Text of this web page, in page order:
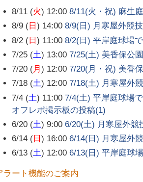
8/11 (火) 12:00 8/11(火・祝) 麻生
8/9 (日 ) 14:00 8/9(日) 月寒屋外競
8/2 (日 ) 11:00 8/2(日) 平岸庭球場
7/25 (土) 13:00 7/25(土) 美香保公
7/20 (月 ) 12:00 7/20(月・祝) 美香
7/18 (土) 12:00 7/18(土) 月寒屋外
7/4 (土) 11:00 7/4(土) 平岸庭球場
オフレポ掲示板の投稿(1)
6/20 (土) 9:00 6/20(土) 月寒屋外競
6/14 (日 ) 16:00 6/14(日) 月寒屋外
6/13 (土) 12:00 6/13(日) 平岸庭球
ラート機能のご案内